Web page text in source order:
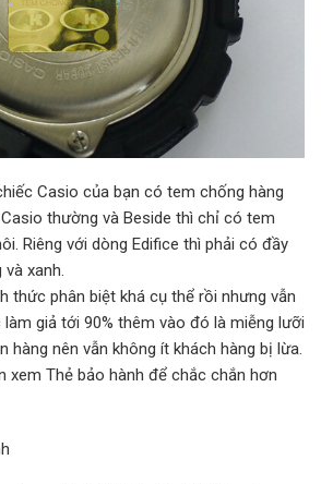
Casio của bạn có tem chống hàng
thường và Beside thì chỉ có tem
Riêng với dòng Edifice thì phải có đầy
xanh.
thức phân biệt khá cụ thể rồi nhưng vẫn
giả tới 90% thêm vào đó là miễng lưỡi
hàng nên vẫn không ít khách hàng bị lừa.
xem Thẻ bảo hành để chắc chắn hơn